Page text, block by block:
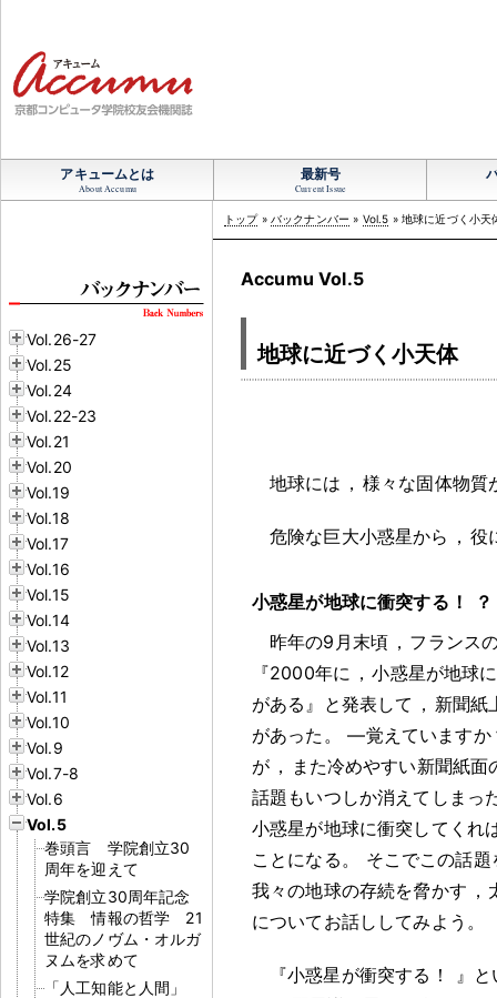
アキュームとは
About Accumu
最新号
Current Issue
Vol.26-27
Vol.25
Vol.24
Vol.22-23
Vol.21
Vol.20
Vol.19
Vol.18
Vol.17
Vol.16
Vol.15
Vol.14
Vol.13
Vol.12
Vol.11
Vol.10
Vol.9
Vol.7-8
Vol.6
Vol.5
巻頭言 学院創立30
周年を迎えて
学院創立30周年記念
特集 情報の哲学 21
世紀のノヴム・オルガ
ヌムを求めて
「人工知能と人間」
トップ» バックナンバー » Vol.5 » 地球に近づく小天
Accumu Vol.5
地球に近づく小天体
地球には ， 様々な固体物質
危険な巨大小惑星から ， 役
小惑星が地球に衝突する ！
？
昨年の9月末頃 ， フランス
『2000年に ， 小惑星が地球
がある』と発表して ， 新聞紙
があった 。 ―覚えていますか
が ， また冷めやすい新聞紙面
話題もいつしか消えてしまっ
小惑星が地球に衝突してくれ
ことになる 。
そこでこの話
我々の地球の存続を脅かす ，
についてお話ししてみよう 。
『小惑星が衝突する ！
』